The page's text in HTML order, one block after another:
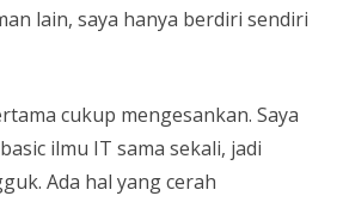
lain, saya hanya berdiri sendiri
cukup mengesankan. Saya
ilmu IT sama sekali, jadi
Ada hal yang cerah